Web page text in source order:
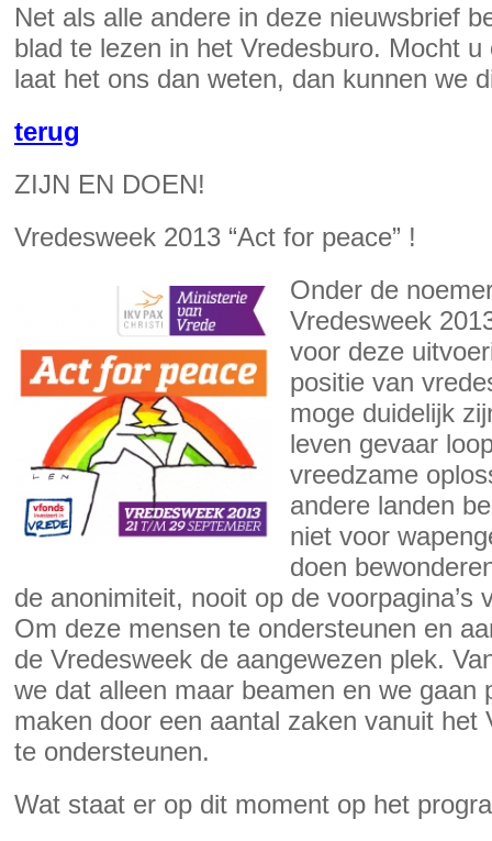
Net als alle andere in deze nieuwsbrief
blad te lezen in het Vredesburo. Mocht
laat het ons dan weten, dan kunnen we
terug
ZIJN EN DOEN!
Vredesweek 2013 “Act for peace” !
Onder de
Vredesweek
voor deze
positie van
moge duidelijk
leven gevaar
vreedzame
andere landen
niet voor
doen
de anonimiteit, nooit op de voorpagina’s
Om deze mensen te ondersteunen en
de Vredesweek de aangewezen plek.
we dat alleen maar beamen en we gaan
maken door een aantal zaken vanuit het
te ondersteunen.
Wat staat er op dit moment op het